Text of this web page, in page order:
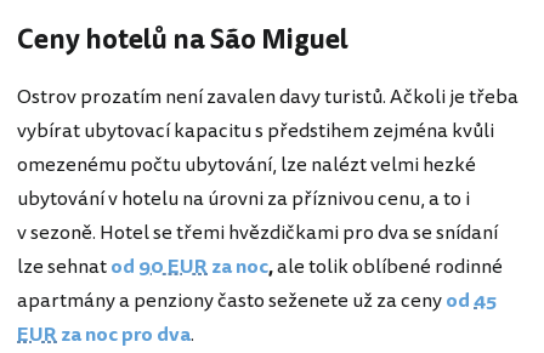
Ceny hotelů na São Miguel
Ostrov prozatím není zavalen davy turistů. Ačkoli je třeba
vybírat ubytovací kapacitu s předstihem zejména kvůli
omezenému počtu ubytování, lze nalézt velmi hezké
ubytování v hotelu na úrovni za příznivou cenu, a to i
v sezoně. Hotel se třemi hvězdičkami pro dva se snídaní
lze sehnatod 90 EURza noc,ale tolik oblíbené rodinné
apartmány a penziony často seženete už za cenyod45
EURza noc pro dva.